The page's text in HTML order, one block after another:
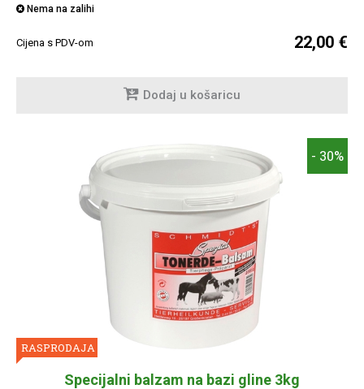
Nema na zalihi
Cijena s PDV-om 22,00 €
Dodaj u košaricu
- 30%
RASPRODAJA
Specijalni balzam na bazi gline 3kg